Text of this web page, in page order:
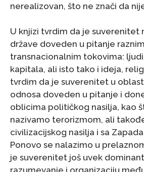
nerealizovan, što ne znači da
U knjizi tvrdim da je suverenitet
države doveden u pitanje raznim
transnacionalnim tokovima:
kapitala, ali isto tako i ideja,
tvrdim da je suverenitet u
odnosa doveden u pitanje i
oblicima političkog nasilja, kao
nazivamo terorizmom, ali
civilizacijskog nasilja i sa
Ponovo se nalazimo u
je suverenitet još uvek